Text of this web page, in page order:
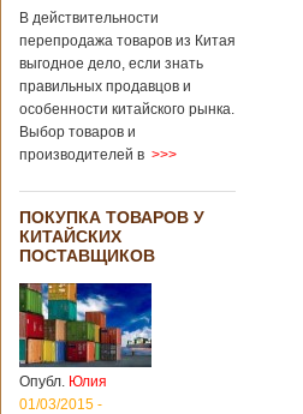
В действительности
перепродажа товаров из Китая
выгодное дело, если знать
правильных продавцов и
особенности китайского рынка.
Выбор товаров и
производителей в >>>
ПОКУПКА ТОВАРОВ У
КИТАЙСКИХ
ПОСТАВЩИКОВ
Опубл. Юлия
01/03/2015 -